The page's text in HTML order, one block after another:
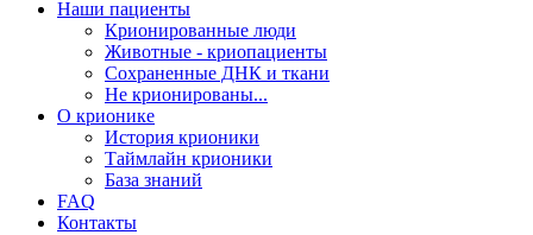
Наши пациенты
Крионированные люди
Животные - криопациенты
Сохраненные ДНК и ткани
Не крионированы...
О крионике
История крионики
Таймлайн крионики
База знаний
FAQ
Контакты